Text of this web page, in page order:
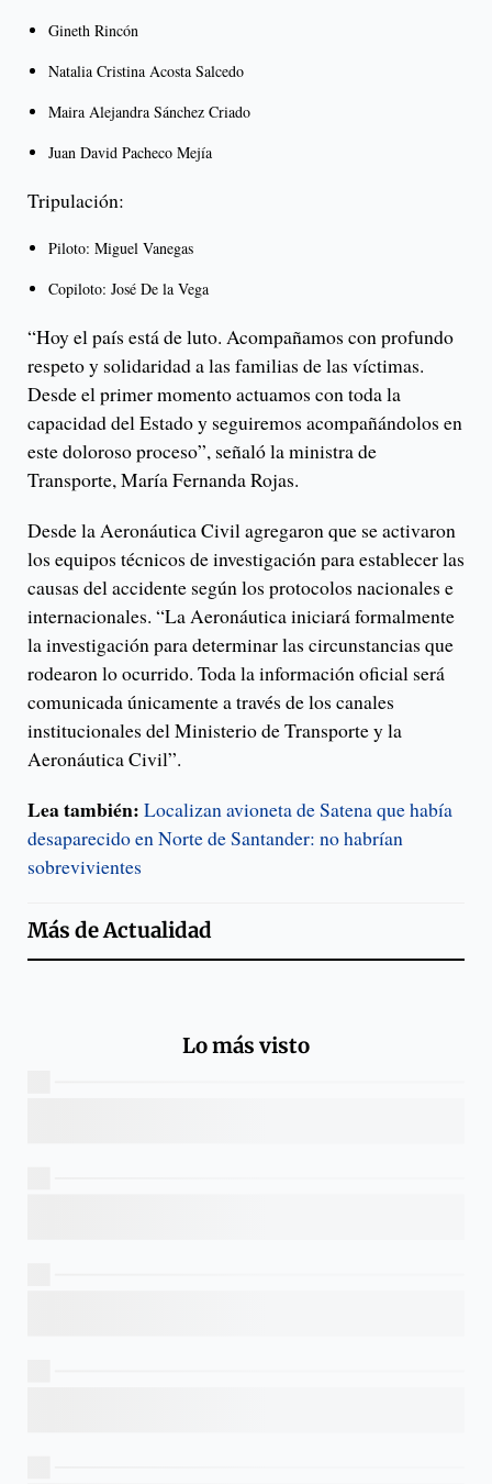
Gineth Rincón
Natalia Cristina Acosta Salcedo
Maira Alejandra Sánchez Criado
Juan David Pacheco Mejía
Tripulación:
Piloto: Miguel Vanegas
Copiloto: José De la Vega
“Hoy el país está de luto. Acompañamos con profundo
respeto y solidaridad a las familias de las víctimas.
Desde el primer momento actuamos con toda la
capacidad del Estado y seguiremos acompañándolos en
este doloroso proceso”, señaló la ministra de
Transporte, María Fernanda Rojas.
Desde la Aeronáutica Civil agregaron que se activaron
los equipos técnicos de investigación para establecer las
causas del accidente según los protocolos nacionales e
internacionales. “La Aeronáutica iniciará formalmente
la investigación para determinar las circunstancias que
rodearon lo ocurrido. Toda la información oficial será
comunicada únicamente a través de los canales
institucionales del Ministerio de Transporte y la
Aeronáutica Civil”.
Lea también: Localizan avioneta de Satena que había
desaparecido en Norte de Santander: no habrían
sobrevivientes
Más deActualidad
Lo más visto